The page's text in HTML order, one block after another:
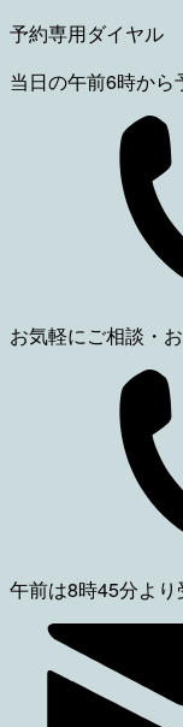
予約専用ダイヤル
当日の午前6時から
お気軽にご相談・
午前は8時45分よ